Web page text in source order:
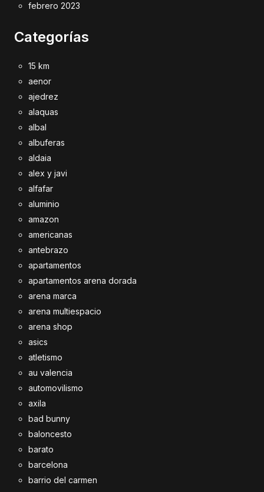
febrero 2023
Categorías
15 km
aenor
ajedrez
alaquas
albal
albuferas
aldaia
alex y javi
alfafar
aluminio
amazon
americanas
antebrazo
apartamentos
apartamentos arena dorada
arena marca
arena multiespacio
arena shop
asics
atletismo
au valencia
automovilismo
axila
bad bunny
baloncesto
barato
barcelona
barrio del carmen